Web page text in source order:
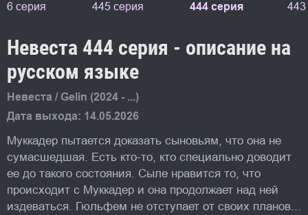
серия 445 серия 444 серия 443
Невеста 444 серия - описание на
русском языке
Невеста / Gelin (2024 - ...)
Дата выхода: 14.05.2026
Муккадер пытается доказать сыновьям, что она не
сумасшедшая. Есть кто-то, кто специально доводит
ее до такого состояния. Сыле нравится то, что
происходит с Муккадер и она продолжает над ней
издеваться. Гюльфем не отступает от своих планов...